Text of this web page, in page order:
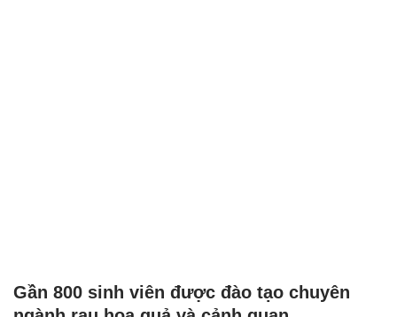
Gần 800 sinh viên được đào tạo chuyên